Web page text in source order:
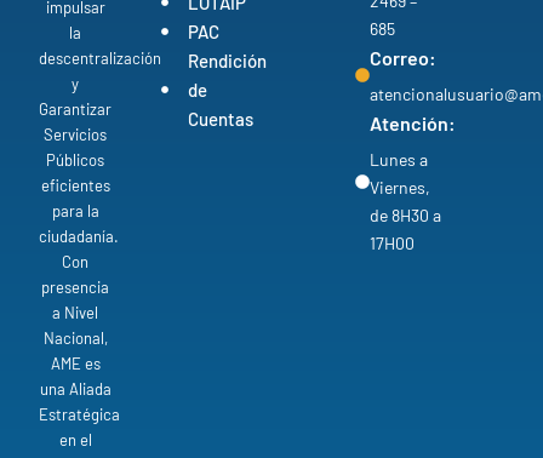
impulsar
la
descentralización
y
Garantizar
Servicios
Públicos
eficientes
para la
ciudadanía.
Con
presencia
a Nivel
Nacional,
AME es
una Aliada
Estratégica
en el
PAC
Rendición
de
Cuentas
685
Correo:
Atención:
Lunes a
Viernes,
de 8H30 a
17H00